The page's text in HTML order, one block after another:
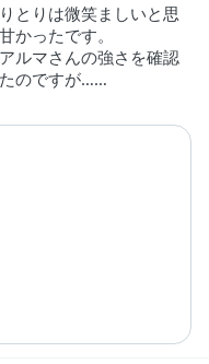
とりは微笑ましいと思
かったです。
ルマさんの強さを確認
のですが……